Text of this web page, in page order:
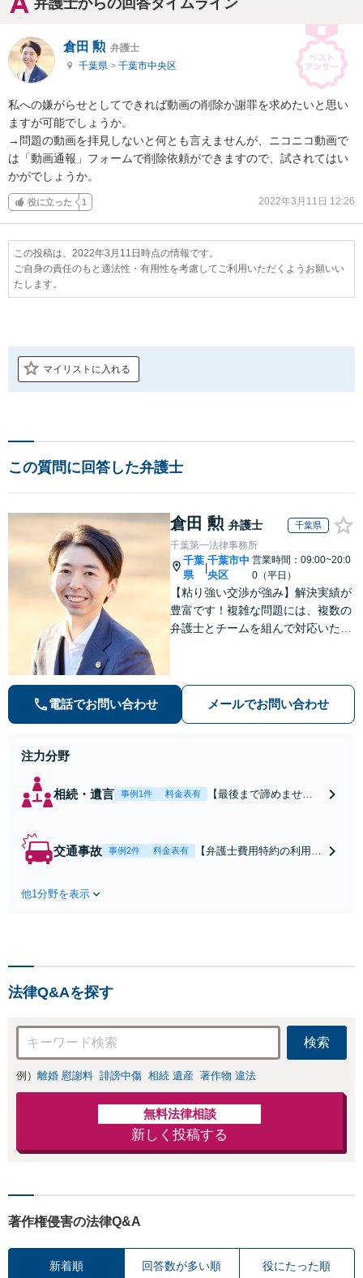
弁護士からの回答タイムライン
倉田 勲 弁護士
千葉県 > 千葉市中央区
私への嫌がらせとしてできれば動画の削除か謝罪を求めたいと思い
ますが可能でしょうか。
→問題の動画を拝見しないと何とも言えませんが、ニコニコ動画で
は「動画通報」フォームで削除依頼ができますので、試されてはい
かがでしょうか。
役に立った 1 2022年3月11日 12:26
この投稿は、2022年3月11日時点の情報です。
ご自身の責任のもと適法性・有用性を考慮してご利用いただくようお願いい
たします。
マイリストに入れる
この質問に回答した弁護士
倉田 勲 弁護士 千葉県
千葉第一法律事務所
千葉
県
千葉市中
央区
営業時間：09:00~20:0
0（平日）
【粘り強い交渉が強み】解決実績が
豊富です！複雑な問題には、複数の
弁護士とチームを組んで対応いたし
気軽にご相談ください。
電話でお問い合わせ メールでお問い合わせ
注力分野
相続・遺言 事例1件 料金表有
【最後まで諦めませ
合意してしまう前にご
交通事故 事例2件 料金表有
【弁護士費用特約の利用＆
は損をしてしまうかもしれ
他1分野を表示
法律Q&Aを探す
検索
例） 離婚 慰謝料 誹謗中傷 相続 遺産 著作物 違法
無料法律相談
新しく投稿する
著作権侵害の法律Q&A
新着順 回答数が多い順 役にたった順